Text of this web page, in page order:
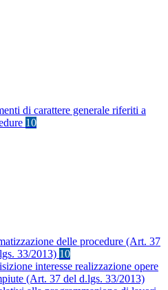
di carattere generale riferiti a
10
delle procedure (Art. 37
33/2013) 10
interesse realizzazione opere
(Art. 37 del d.lgs. 33/2013)